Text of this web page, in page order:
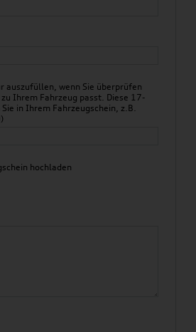
auszufüllen, wenn Sie überprüfen
Ihrem Fahrzeug passt. Diese 17-
in Ihrem Fahrzeugschein, z.B.
hochladen